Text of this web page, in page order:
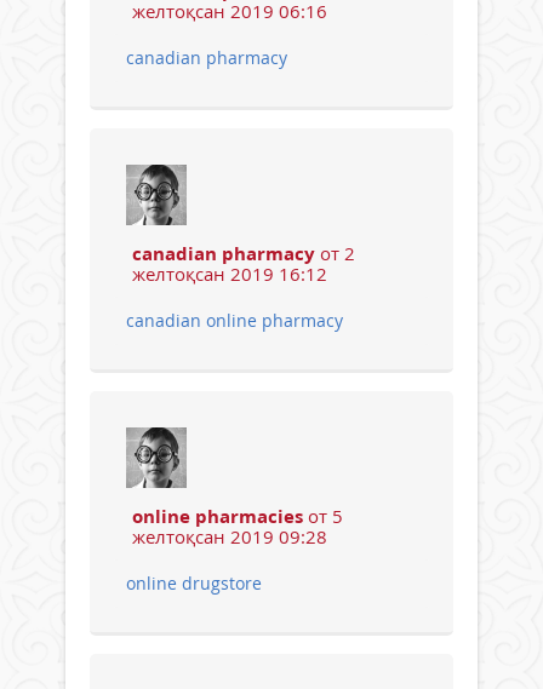
желтоқсан 2019 06:16
canadian pharmacy
canadian pharmacy от 2
желтоқсан 2019 16:12
canadian online pharmacy
online pharmacies от 5
желтоқсан 2019 09:28
online drugstore